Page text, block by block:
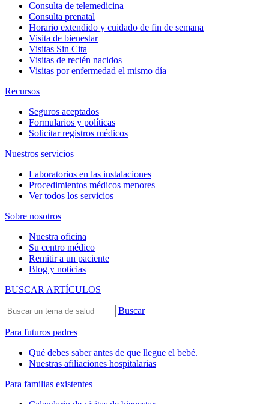
Consulta de telemedicina
Consulta prenatal
Horario extendido y cuidado de fin de semana
Visita de bienestar
Visitas Sin Cita
Visitas de recién nacidos
Visitas por enfermedad el mismo día
Recursos
Seguros aceptados
Formularios y políticas
Solicitar registros médicos
Nuestros servicios
Laboratorios en las instalaciones
Procedimientos médicos menores
Ver todos los servicios
Sobre nosotros
Nuestra oficina
Su centro médico
Remitir a un paciente
Blog y noticias
BUSCAR ARTÍCULOS
Buscar
Para futuros padres
Qué debes saber antes de que llegue el bebé.
Nuestras afiliaciones hospitalarias
Para familias existentes